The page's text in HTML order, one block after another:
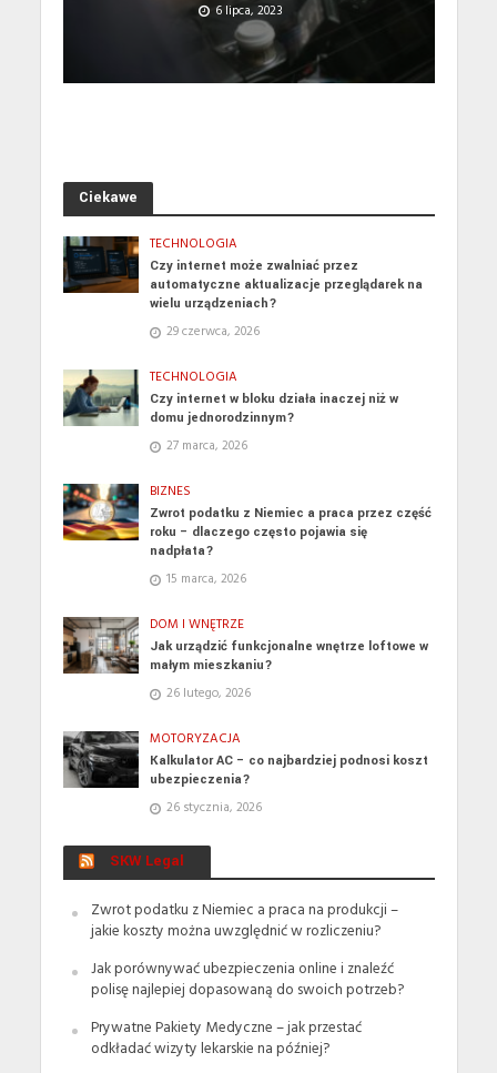
6 lipca, 2023
Ciekawe
TECHNOLOGIA
Czy internet może zwalniać przez
automatyczne aktualizacje przeglądarek na
wielu urządzeniach?
29 czerwca, 2026
TECHNOLOGIA
Czy internet w bloku działa inaczej niż w
domu jednorodzinnym?
27 marca, 2026
BIZNES
Zwrot podatku z Niemiec a praca przez część
roku – dlaczego często pojawia się
nadpłata?
15 marca, 2026
DOM I WNĘTRZE
Jak urządzić funkcjonalne wnętrze loftowe w
małym mieszkaniu?
26 lutego, 2026
MOTORYZACJA
Kalkulator AC – co najbardziej podnosi koszt
ubezpieczenia?
26 stycznia, 2026
SKW Legal
Zwrot podatku z Niemiec a praca na produkcji –
jakie koszty można uwzględnić w rozliczeniu?
Jak porównywać ubezpieczenia online i znaleźć
polisę najlepiej dopasowaną do swoich potrzeb?
Prywatne Pakiety Medyczne – jak przestać
odkładać wizyty lekarskie na później?